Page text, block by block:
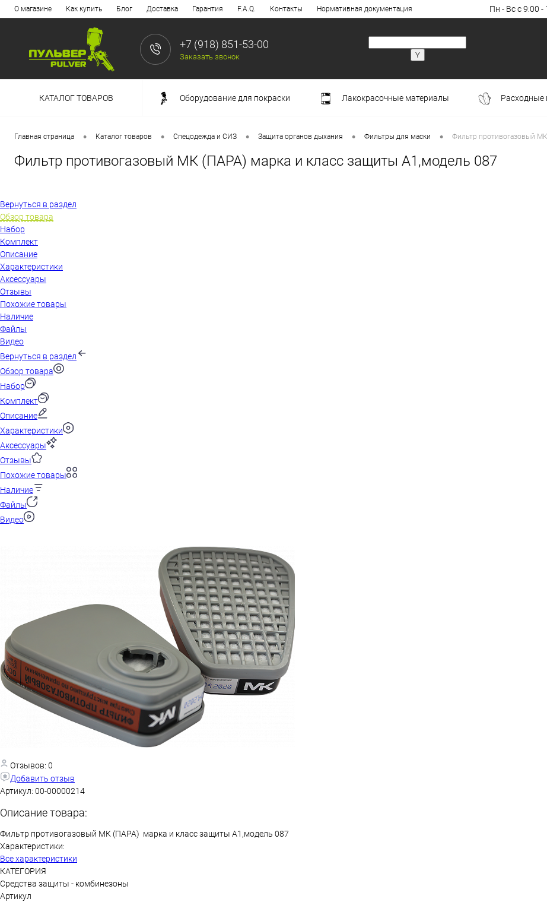
О магазине Как купить Блог Доставка Гарантия F.A.Q. Контакты Нормативная документация Пн - Вс с 9:00 -
+7 (918) 851-53-00
Заказать звонок
КАТАЛОГ ТОВАРОВ Оборудование для покраски Лакокрасочные материалы Расходные
Главная страница • Каталог товаров • Спецодежда и СИЗ • Защита органов дыхания • Фильтры для маски • Фильтр противогазовый
Фильтр противогазовый МК (ПАРА) марка и класс защиты А1,модель 087
Вернуться в раздел
Обзор товара
Набор
Комплект
Описание
Характеристики
Аксессуары
Отзывы
Похожие товары
Наличие
Файлы
Видео
Вернуться в раздел
Обзор товара
Набор
Комплект
Описание
Характеристики
Аксессуары
Отзывы
Похожие товары
Наличие
Файлы
Видео
Отзывов: 0
Добавить отзыв
Артикул: 00-00000214
Описание товара:
Фильтр противогазовый МК (ПАРА) марка и класс защиты А1,модель 087
Характеристики:
Все характеристики
КАТЕГОРИЯ
Средства защиты - комбинезоны
Артикул